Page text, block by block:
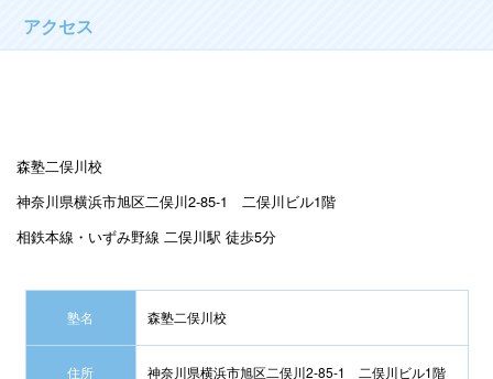
アクセス
森塾二俣川校
神奈川県横浜市旭区二俣川2-85-1 二俣川ビル1階
相鉄本線・いずみ野線 二俣川駅 徒歩5分
塾名 森塾二俣川校
住所 神奈川県横浜市旭区二俣川2-85-1 二俣川ビル1階